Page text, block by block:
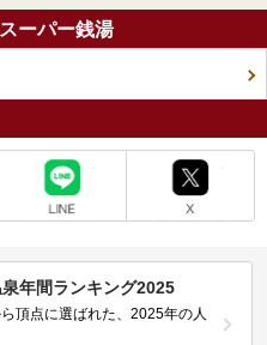
ーパー銭湯
年間ランキング2025
頂点に選ばれた、2025年の人